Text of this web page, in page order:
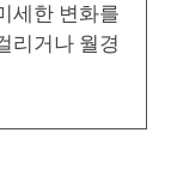
세한 변화를
리거나 월경